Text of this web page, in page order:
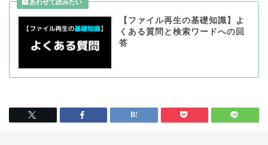
【ファイル再生の基礎知識】よ
くある質問と検索ワードへの回
答